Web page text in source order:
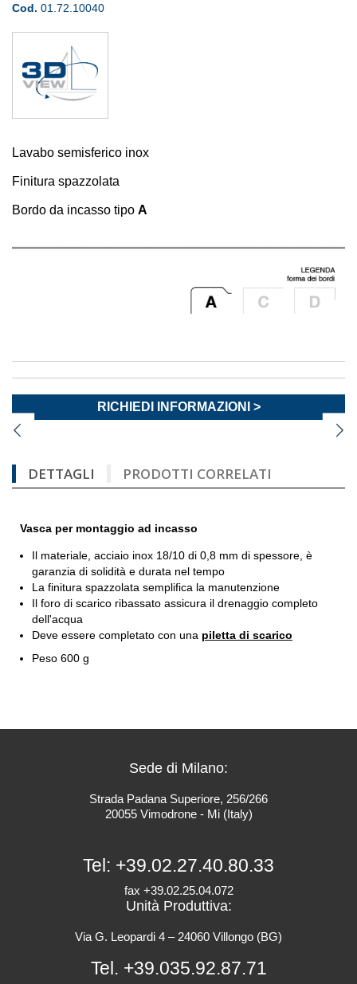
Cod. 01.72.10040
Lavabo semisferico inox
Finitura spazzolata
Bordo da incasso tipo A
RICHIEDI INFORMAZIONI >
DETTAGLI PRODOTTI CORRELATI
Vasca per montaggio ad incasso
Il materiale, acciaio inox 18/10 di 0,8 mm di spessore, è
garanzia di solidità e durata nel tempo
La finitura spazzolata semplifica la manutenzione
Il foro di scarico ribassato assicura il drenaggio completo
dell'acqua
Deve essere completato con una piletta di scarico
Peso 600 g
Sede di Milano:
Strada Padana Superiore, 256/266
20055 Vimodrone - Mi (Italy)
Tel: +39.02.27.40.80.33
fax +39.02.25.04.072
Unità Produttiva:
Via G. Leopardi 4 – 24060 Villongo (BG)
Tel. +39.035.92.87.71